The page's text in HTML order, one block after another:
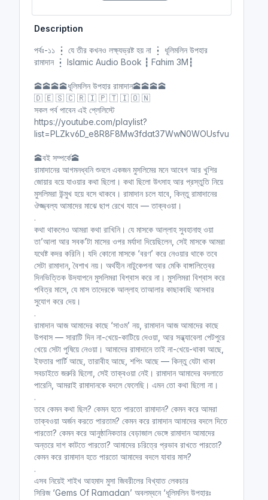
ধূলিমলিন উপহার রামাদান ┇ Islamic
Audio Book ┇ Fahim 3M ┇
Insight Audio Book
ধূলিমলিন উপহার রামাদান
ধূলিমলিন উপহার রামাদান ┇ Islamic
Audio Book ┇ Fahim 3M ┇
(ধূলিমলিন উপহার রামাদান | [ সমাপ্ত ])
Insight Audio Book
পর্বঃ-০৬ ┇ সুশীতল বাতাসের পরশে
রোমাঞ্চিত হও ┇ ধূলিমলিন উপহার রামাদান
┇Islamic Audio Book ┇ Fahim
ধূলিমলিন উপহার রামাদান
পর্বঃ-০৭ ┇ রামাদানে নারীরা ┇ ধূলিমলিন
উপহার রামাদান ┇ Islamic Audio
Book ┇ Fahim 3M ┇
রামাদান | [ সমাপ্ত ])
Insight Audio Book
ধূলিমলিন উপহার রামাদান
পর্বঃ-০৮ ┇ শুরু হোক প্রতিযোগিতা ┇
Description
পর্বঃ-১১ ┇ যে তীর কখনও লক্ষ্যভ্রষ্ট হয় না ┇ ধূলিমলিন উপহার
রামাদান ┇ Islamic Audio Book ┇ Fahim 3M┇
🕋🕋🕋🕋ধূলিমলিন উপহার রামাদান🕋🕋🕋🕋
🇩 🇪 🇸 🇨 🇷 🇮 🇵 🇹 🇮 🇴 🇳
সকল পর্ব পাবেন এই প্লেলিস্টে
https://youtube.com/playlist?
list=PLZkv6D_e8R8F8Mw3fdat37WwN0WOUsfvu
🕋বই সম্পর্কে🕋
রামাদানের আগমনধ্বনি শুনলে একজন মুসলিমের মনে আবেগ আর খুশির
জোয়ার বয়ে যাওয়ার কথা ছিলো। কথা ছিলো উৎসাহ আর প্রস্তুতি নিয়ে
মুসলিমরা উন্মুখ হয়ে বসে থাকবে। রামাদান চলে যাবে, কিন্তু রামাদানের
ঔজ্জ্বল্য আমাদের মাঝে ছাপ রেখে যাবে — তাক্বওয়া।
.
কথা থাকলেও আমরা কথা রাখিনি। যে মাসকে আল্লাহ সুবহানাহু ওয়া
তা’আলা আর সবক’টা মাসের ওপর মর্যাদা দিয়েছিলেন, সেই মাসকে আমরা
যথেষ্ট কদর করিনি। যদি কোনো মাসকে ‘বরণ’ করে নেওয়ার থাকে তবে
সেটা রামাদান, বৈশাখ নয়। অর্থহীন নাটুকেপনা আর মেকি বাঙ্গালিত্বের
দিনভিত্তিক উদযাপনে মুসলিমরা বিশ্বাস করে না। মুসলিমরা বিশ্বাস করে
পবিত্র মাসে, যে মাস তাদেরকে আল্লাহ তাআলার কাছাকাছি আসবার
সুযোগ করে দেয়।
.
রামাদান আজ আমাদের কাছে ‘সাওম’ নয়, রামাদান আজ আমাদের কাছে
উপবাস — সারাটি দিন না-খেয়ে-কাটিয়ে দেওয়া, আর সন্ধ্যাবেলা পেটপুরে
খেয়ে সেটা পুষিয়ে নেওয়া। আমাদের রামাদানে তাই না-খেয়ে-থাকা আছে,
ইফতার পার্টি আছে, তারাবীহ আছে, শপিং আছে — কিন্তু যেটা থাকা
সবচাইতে জরুরি ছিলো, সেই তাক্বওয়া নেই। রামাদান আমাদের বদলাতে
পারেনি, আমরাই রামাদানকে বদলে ফেলেছি। এমন তো কথা ছিলো না।
.
তবে কেমন কথা ছিল? কেমন হতে পারতো রামাদান? কেমন করে আমরা
তাক্বওয়া অর্জন করতে পারতাম? কেমন করে রামাদান আমাদের বদলে দিতে
পারতো? কেমন করে আনুষ্ঠানিকতার বেড়াজাল ভেঙ্গে রামাদান আমাদের
অন্তরে দাগ কাটতে পারতো? আমাদের চরিত্রে প্রভাব রাখতে পারতো?
কেমন করে রামাদান হতে পারতো আমাদের বদলে যাবার মাস?
.
এসব নিয়েই শাইখ আহমাদ মুসা জিবরীলের বিখ্যাত লেকচার
সিরিজ ‘Gems Of Ramadan’ অবলম্বনে ‘ধূলিমলিন উপহারঃ